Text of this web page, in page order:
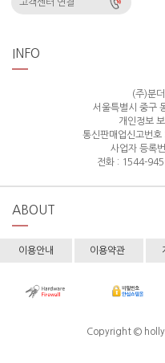
고객센터 연결
INFO
(주)분더
서울특별시 중구
개인정보
통신판매업신고번
사업자 등록
전화 : 1544-
ABOUT
이용안내 이용약관
Copyright ©